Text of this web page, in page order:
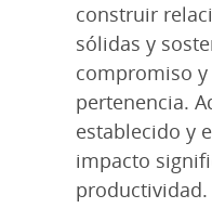
construir
sólidas y
compromiso
pertenencia.
establecido y
impacto